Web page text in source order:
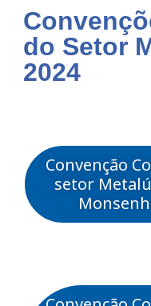
do Setor
2024
Convenção
setor